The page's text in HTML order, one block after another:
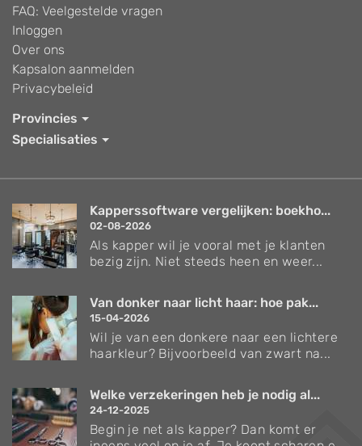
FAQ: Veelgestelde vragen
Inloggen
Over ons
Kapsalon aanmelden
Privacybeleid
Provincies
Specialisaties
Kapperssoftware vergelijken: boekho...
02-08-2026
Als kapper wil je vooral met je klanten
bezig zijn. Niet steeds heen en weer...
Van donker naar licht haar: hoe pak...
15-04-2026
Wil je van een donkere naar een lichtere
haarkleur? Bijvoorbeeld van zwart na...
Welke verzekeringen heb je nodig al...
24-12-2025
Begin je net als kapper? Dan komt er